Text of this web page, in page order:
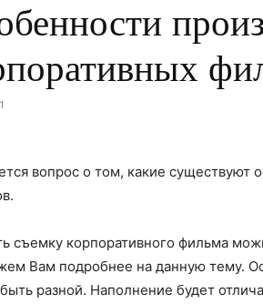
вопрос о том, какие существуют
съемку корпоративного фильма
Вам подробнее на данную тему.
разной. Наполнение будет